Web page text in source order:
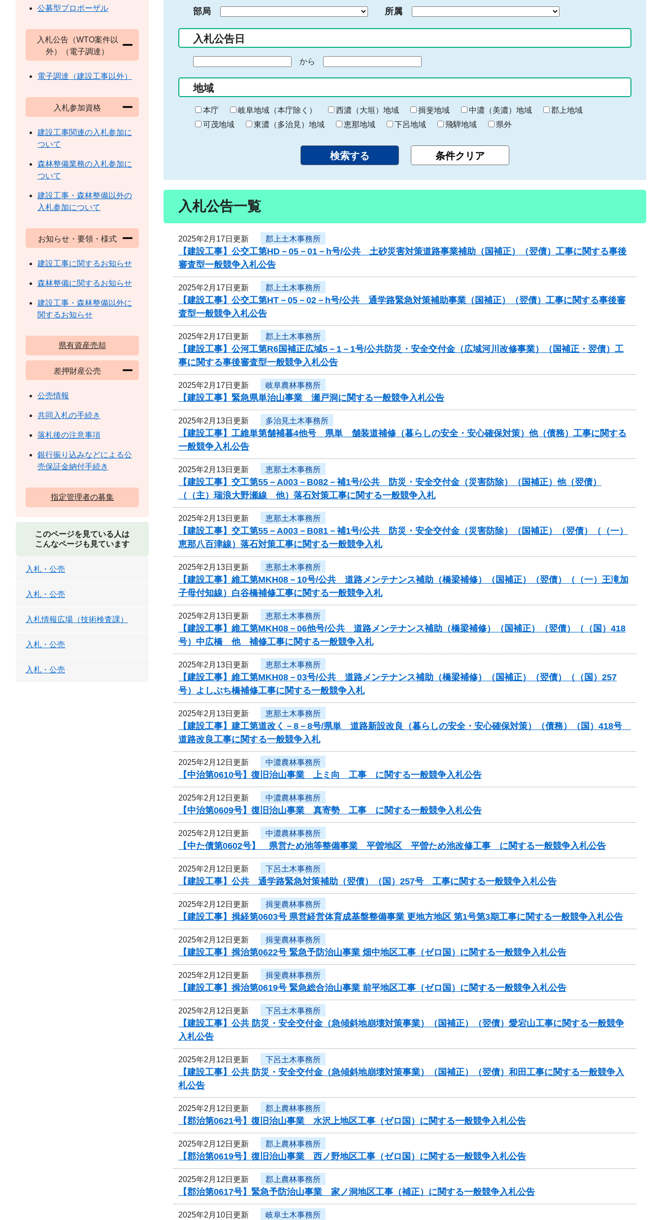
入
力
部局 所属
入札公告日
の
始
ま
り
から
終
わ
り
地域
本庁 岐阜地域（本庁除く） 西濃（大垣）地域 揖斐地域 中濃（美濃）地域
郡上地域
可茂地域
東濃（多治見）地域 恵那地域 下呂地域 飛騨地域 県外
入札公告一覧
2025年2月17日更新 郡上土木事務所
【建設工事】公交工第HD－05－01－h号/公共 土砂災害対策道路事業補助（国補正）（翌債）工事に関する事後
審査型一般競争入札公告
2025年2月17日更新 郡上土木事務所
【建設工事】公交工第HT－05－02－h号/公共 通学路緊急対策補助事業（国補正）（翌債）工事に関する事後審
査型一般競争入札公告
2025年2月17日更新 郡上土木事務所
【建設工事】公河工第R6国補正広域5－1－1号/公共防災・安全交付金（広域河川改修事業）（国補正・翌債）工
事に関する事後審査型一般競争入札公告
2025年2月17日更新 岐阜農林事務所
【建設工事】緊急県単治山事業 瀬戸洞に関する一般競争入札公告
2025年2月13日更新 多治見土木事務所
【建設工事】工維単第舗補暮4他号 県単 舗装道補修（暮らしの安全・安心確保対策）他（債務）工事に関する
一般競争入札公告
2025年2月13日更新 恵那土木事務所
【建設工事】交工第55－A003－B082－補1号/公共 防災・安全交付金（災害防除）（国補正）他（翌債）
（（主）瑞浪大野瀬線 他）落石対策工事に関する一般競争入札
2025年2月13日更新 恵那土木事務所
【建設工事】交工第55－A003－B081－補1号/公共 防災・安全交付金（災害防除）（国補正）（翌債）（（一）
恵那八百津線）落石対策工事に関する一般競争入札
2025年2月13日更新 恵那土木事務所
【建設工事】維工第MKH08－10号/公共 道路メンテナンス補助（橋梁補修）（国補正）（翌債）（（一）王滝加
子母付知線）白谷橋補修工事に関する一般競争入札
2025年2月13日更新 恵那土木事務所
【建設工事】維工第MKH08－06他号/公共 道路メンテナンス補助（橋梁補修）（国補正）（翌債）（（国）418
号）中広橋 他 補修工事に関する一般競争入札
2025年2月13日更新 恵那土木事務所
【建設工事】維工第MKH08－03号/公共 道路メンテナンス補助（橋梁補修）（国補正）（翌債）（（国）257
号）よしぶち橋補修工事に関する一般競争入札
2025年2月13日更新 恵那土木事務所
【建設工事】建工第道改く－8－8号/県単 道路新設改良（暮らしの安全・安心確保対策）（債務）（国）418号
道路改良工事に関する一般競争入札
2025年2月12日更新 中濃農林事務所
【中治第0610号】復旧治山事業 上ミ向 工事 に関する一般競争入札公告
2025年2月12日更新 中濃農林事務所
【中治第0609号】復旧治山事業 真寄勢 工事 に関する一般競争入札公告
2025年2月12日更新 中濃農林事務所
【中た債第0602号】 県営ため池等整備事業 平曽地区 平曽ため池改修工事 に関する一般競争入札公告
2025年2月12日更新 下呂土木事務所
【建設工事】公共 通学路緊急対策補助（翌債）（国）257号 工事に関する一般競争入札公告
2025年2月12日更新 揖斐農林事務所
【建設工事】揖経第0603号 県営経営体育成基盤整備事業 更地方地区 第1号第3期工事に関する一般競争入札公告
2025年2月12日更新 揖斐農林事務所
【建設工事】揖治第0622号 緊急予防治山事業 畑中地区工事（ゼロ国）に関する一般競争入札公告
2025年2月12日更新 揖斐農林事務所
【建設工事】揖治第0619号 緊急総合治山事業 前平地区工事（ゼロ国）に関する一般競争入札公告
2025年2月12日更新 下呂土木事務所
【建設工事】公共 防災・安全交付金（急傾斜地崩壊対策事業）（国補正）（翌債）愛宕山工事に関する一般競争
入札公告
2025年2月12日更新 下呂土木事務所
【建設工事】公共 防災・安全交付金（急傾斜地崩壊対策事業）（国補正）（翌債）和田工事に関する一般競争入
札公告
2025年2月12日更新 郡上農林事務所
【郡治第0621号】復旧治山事業 水沢上地区工事（ゼロ国）に関する一般競争入札公告
2025年2月12日更新 郡上農林事務所
【郡治第0619号】復旧治山事業 西ノ野地区工事（ゼロ国）に関する一般競争入札公告
2025年2月12日更新 郡上農林事務所
【郡治第0617号】緊急予防治山事業 家ノ洞地区工事（補正）に関する一般競争入札公告
2025年2月10日更新 岐阜土木事務所
公募型プロポーザル
入札公告（WTO案件以
外）（電子調達）
電子調達（建設工事以外）
入札参加資格
建設工事関連の入札参加に
ついて
森林整備業務の入札参加に
ついて
建設工事・森林整備以外の
入札参加について
お知らせ・要領・様式
建設工事に関するお知らせ
森林整備に関するお知らせ
建設工事・森林整備以外に
関するお知らせ
県有資産売却
差押財産公売
公売情報
共同入札の手続き
落札後の注意事項
銀行振り込みなどによる公
売保証金納付手続き
指定管理者の募集
このページを見ている人は
こんなページも見ています
入札・公売
入札・公売
入札情報広場（技術検査課）
入札・公売
入札・公売